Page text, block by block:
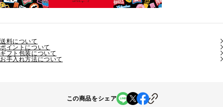
送料について
ポイントについて
ギフト包装について
お手入れ方法について
この商品をシェア